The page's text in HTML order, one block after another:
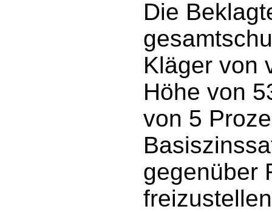
Die
Kläger von
Höhe von
von 5
gegenüber